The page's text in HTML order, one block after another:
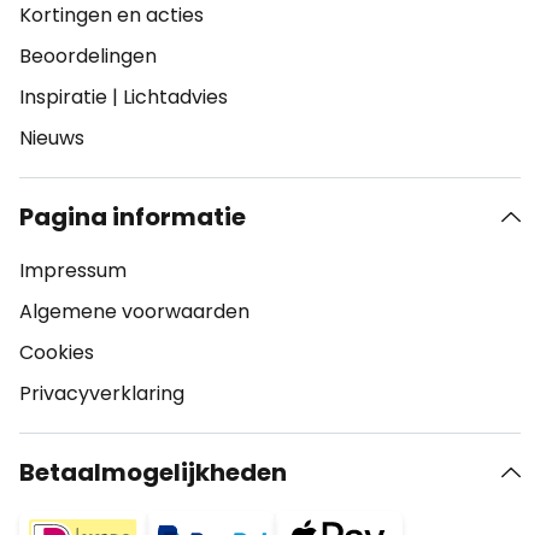
Kortingen en acties
Beoordelingen
Inspiratie | Lichtadvies
Nieuws
Pagina informatie
Impressum
Algemene voorwaarden
Cookies
Privacyverklaring
Betaalmogelijkheden